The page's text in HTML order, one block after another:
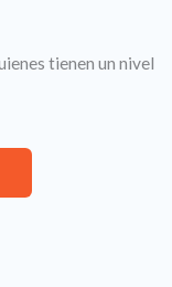
tienen un nivel